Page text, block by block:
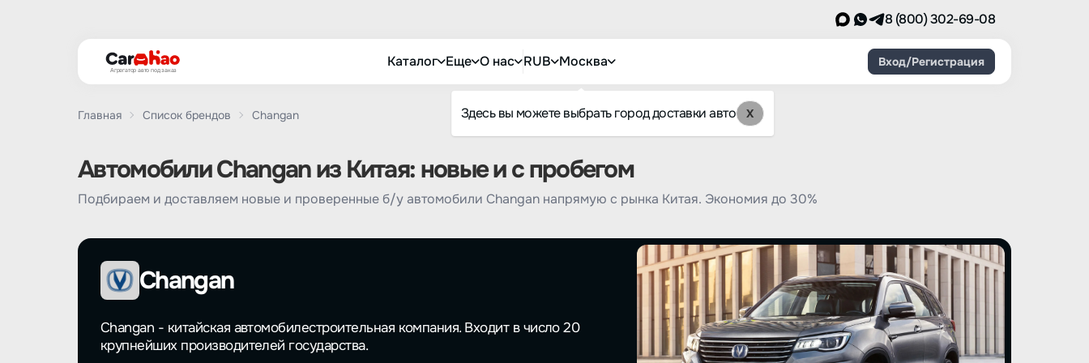
8 (800) 302-69-08
Агрегатор авто под заказ
Каталог Еще О нас RUB Москва
Здесь вы можете выбрать город доставки авто X
Вход/Регистрация
Главная Список брендов Changan
Автомобили Changan из Китая: новые и с пробегом
Подбираем и доставляем новые и проверенные б/у автомобили Changan напрямую с рынка Китая. Экономия до 30%
Changan
Changan - китайская автомобилестроительная компания. Входит в число 20
крупнейших производителей государства.